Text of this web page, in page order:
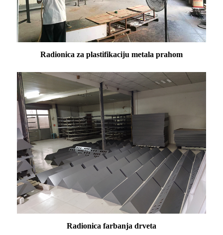
Radionica za plastifikaciju metala prahom
Radionica farbanja drveta